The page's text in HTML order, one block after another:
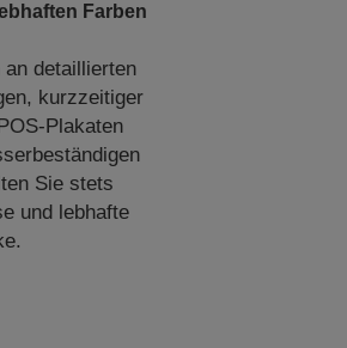
Farben
an detaillierten
kurzzeitiger
Plakaten
Sie stets
und lebhafte